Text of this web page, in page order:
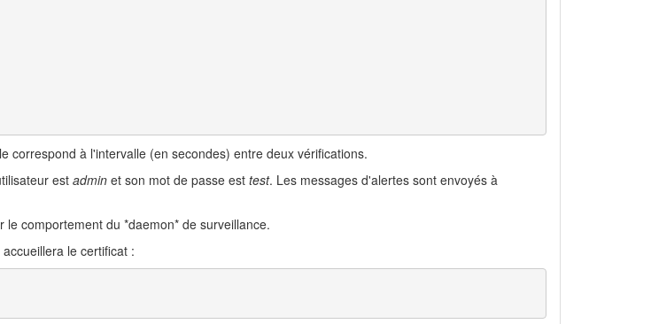
correspond à l'intervalle (en secondes) entre deux vérifications.
estadmin et son mot de passe est test. Les messages d'alertes sont envoyés à
comportement du *daemon* de surveillance.
le certificat :